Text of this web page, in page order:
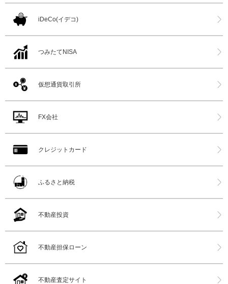
iDeCo(イデコ)
つみたてNISA
仮想通貨取引所
FX会社
クレジットカード
ふるさと納税
不動産投資
不動産担保ローン
不動産査定サイト